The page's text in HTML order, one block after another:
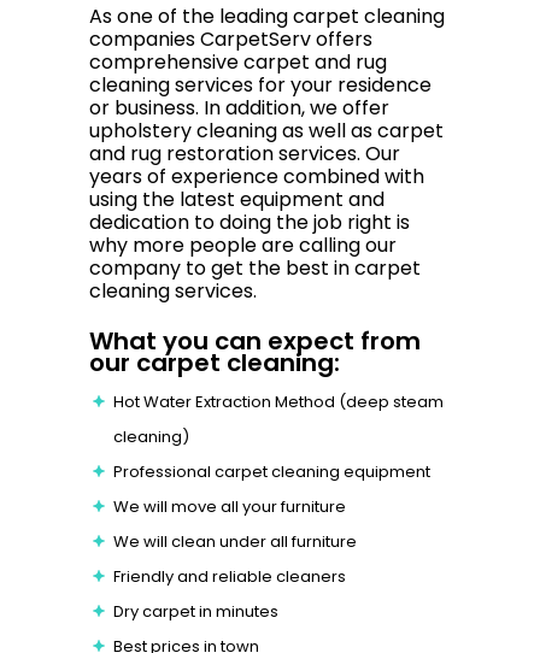
As one of the leading carpet cleaning
companies CarpetServ offers
comprehensive carpet and rug
cleaning services for your residence
or business. In addition, we offer
upholstery cleaning as well as carpet
and rug restoration services. Our
years of experience combined with
using the latest equipment and
dedication to doing the job right is
why more people are calling our
company to get the best in carpet
cleaning services.
What you can expect from
our carpet cleaning:
Hot Water Extraction Method (deep steam
cleaning)
Professional carpet cleaning equipment
We will move all your furniture
We will clean under all furniture
Friendly and reliable cleaners
Dry carpet in minutes
Best prices in town